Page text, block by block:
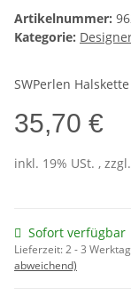
Artikelnummer:
Kategorie:
SWPerlen
35,70 €
inkl. 19% USt. , zzgl.
Sofort verfügbar
Lieferzeit:2 - 3
abweichend)